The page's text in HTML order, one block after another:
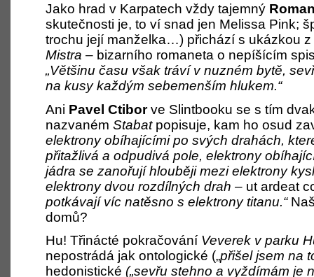
Jako hrad v Karpatech vždy tajemný
skutečnosti je, to ví snad jen Melissa Pink;
trochu její manželka…) přichází s ukázkou
Mistra – bizarního romaneta o nepíšícím
„Většinu času však tráví v nuzném bytě,
na kusy každým sebemenším hlukem.“
Ani Pavel Ctiborve Slintbooku se s tím
nazvaném Stabatpopisuje, kam ho osud
elektrony obíhajícími po svých drahách,
přitažlivá a odpudivá pole, elektrony
jádra se zanořují hlouběji mezi elektrony
elektrony dvou rozdílných drah – ut ardeat
potkávají víc natěsno s elektrony titanu.“
domů?
Hu! Třinácté pokračování Veverek v parku
nepostrádá jak ontologické („přišel jsem na
hedonistické („sevřu stehno a vyždímám je